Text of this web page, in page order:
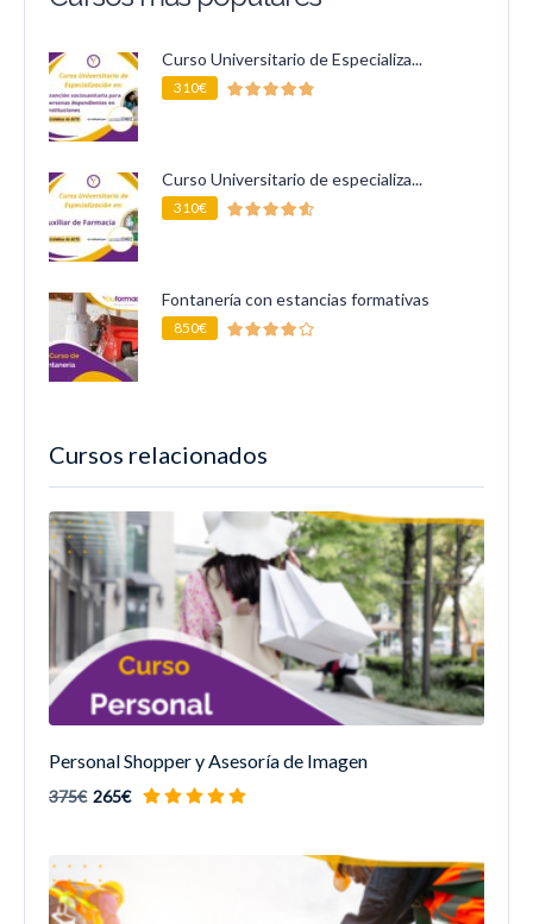
Cursos relacionados
Personal Shopper y Asesoría de Imagen
375€ 265€
Curso Universitario de Especializa...
310€
Curso Universitario de especializa...
310€
Fontanería con estancias formativas
850€